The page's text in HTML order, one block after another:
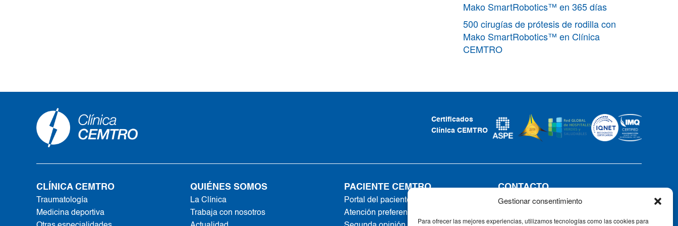
Gestionar consentimiento
Para ofrecer las mejores experiencias, utilizamos tecnologías como las cookies para
Mako SmartRobotics™ en 365 días
500 cirugías de prótesis de rodilla con
Mako SmartRobotics™ en Clínica
CEMTRO
Certificados
Clínica CEMTRO
CLÍNICA CEMTRO
Traumatología
Medicina deportiva
QUIÉNES SOMOS
La Clínica
Trabaja con nosotros
PACIENTE CEMTRO
Portal del paciente
Atención preferente
CONTACTO
Tel: +34 91 735 57 57 | Fax: 91 735